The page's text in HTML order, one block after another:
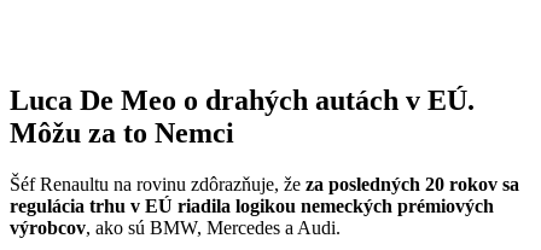
Luca De Meo o drahých autách v EÚ.
Môžu za to Nemci
Šéf Renaultu na rovinu zdôrazňuje, že za posledných 20 rokov sa
regulácia trhu v EÚ riadila logikou nemeckých prémiových
výrobcov, ako sú BMW, Mercedes a Audi.